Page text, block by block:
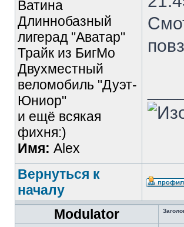
Ватина
Длиннобазный
лигерад "Аватар"
Трайк из БигМо
Двухместный
веломобиль "Дуэт-
Юниор"
и ещё всякая
фихня:)
Имя: Alex
Вернуться к
началу
Modulator